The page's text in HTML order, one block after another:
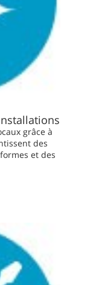
grâce à
des
et des